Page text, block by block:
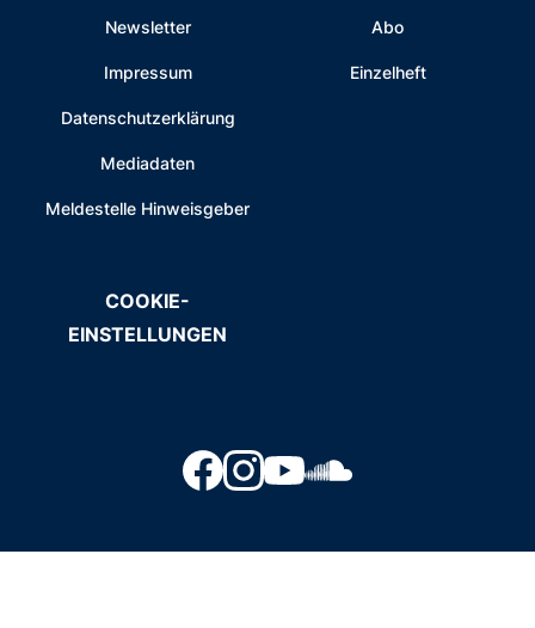
Newsletter
Impressum
Datenschutzerklärung
Mediadaten
Meldestelle Hinweisgeber
Abo
Einzelheft
COOKIE-
EINSTELLUNGEN